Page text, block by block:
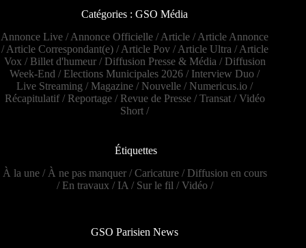
Catégories : GSO Média
Annonce Live /Annonce Officielle /Article /Article Annonce
/Article Correspondant(e)/Article Pov/Article Ultra /Article
Vox / Billet d'humeur/ Diffusion Presse & Média / Diffusion
Week-End / Elections Municipales 2026 / Interview Duo /
Live Streaming / Magazine / Nouvelle / Numericus.io /
Récapitulatif/ Reportage/ Revue de Presse/Transat/Vidéo
Short /
Étiquettes
À la une/ À ne pas manquer/Caricature/ Diffusion en cours
/ En travaux / IA / Sur le fil /Vidéo/
GSO Parisien News